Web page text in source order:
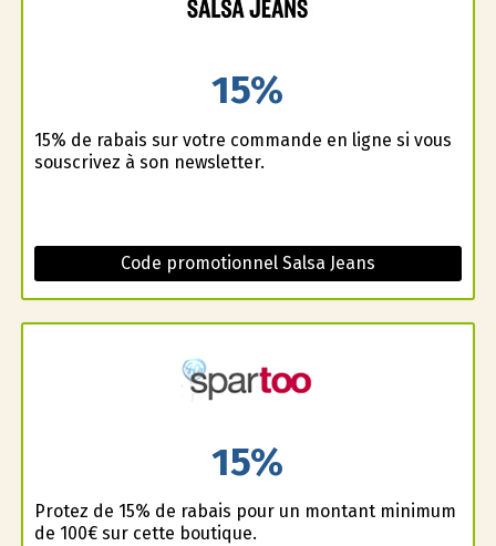
15%
15% de rabais sur votre commande en ligne si vous
souscrivez à son newsletter.
Code promotionnel Salsa Jeans
15%
Profitez de 15% de rabais pour un montant minimum
de 100€ sur cette boutique.